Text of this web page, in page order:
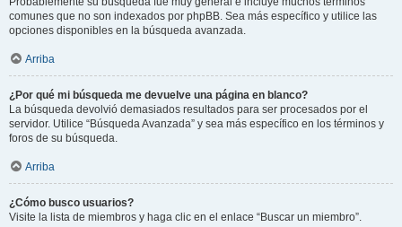
comunes que no son indexados por phpBB. Sea más específico y utilice las
opciones disponibles en la búsqueda avanzada.
Arriba
¿Por qué mi búsqueda me devuelve una página en blanco?
La búsqueda devolvió demasiados resultados para ser procesados por el
servidor. Utilice “Búsqueda Avanzada” y sea más específico en los términos y
foros de su búsqueda.
Arriba
¿Cómo busco usuarios?
Visite la lista de miembros y haga clic en el enlace “Buscar un miembro”.